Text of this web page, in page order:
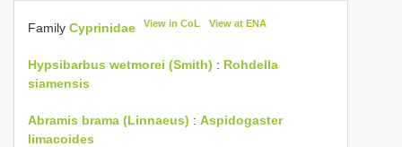
Family Cyprinidae View in CoL View at ENA
Hypsibarbus wetmorei (Smith) : Rohdella
siamensis
Abramis brama (Linnaeus) : Aspidogaster
limacoides